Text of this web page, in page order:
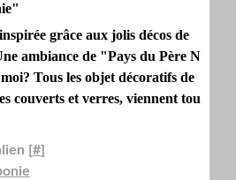
grâce aux jolis décos de
ambiance de "Pays du Père N
Tous les objet décoratifs de
couverts et verres, viennent tou
[#]